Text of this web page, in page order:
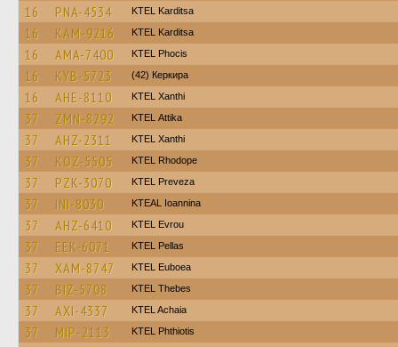
16 PNA-4534 ΚΤΕL Karditsa
16 KAM-9216 ΚΤΕL Karditsa
16 AMA-7400 ΚΤΕL Phocis
16 KYB-5723 (42) Керкира
16 AHE-8110 KTEL Xanthi
37 ZMN-8292 KΤΕL Αttika
37 AHZ-2311 KTEL Xanthi
37 KOZ-5505 KTEL Rhodope
37 PZK-3070 KTEL Preveza
37 INI-8030 KTEAL Ioannina
37 AHZ-6410 KTEL Evrou
37 EEK-6071 KTEL Pellas
37 XAM-8747 ΚΤΕL Euboea
37 BIZ-5708 KTEL Thebes
37 AXI-4337 KTEL Achaia
37 MIP-2113 ΚΤΕL Phthiotis